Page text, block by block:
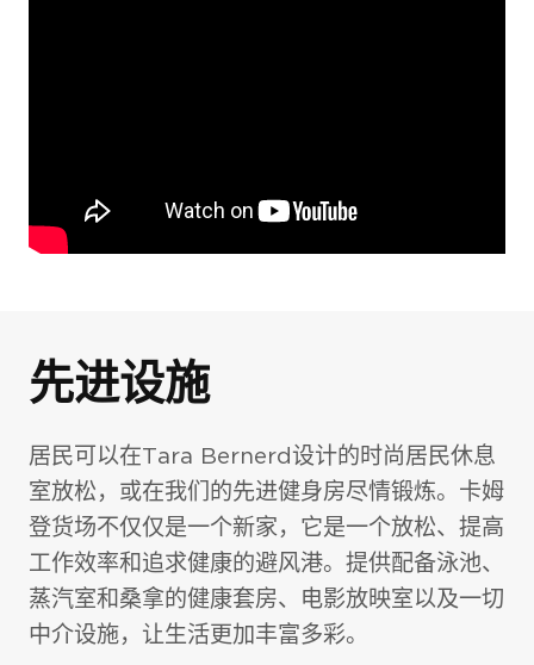
先进设施
居民可以在Tara Bernerd设计的时尚居民休息
室放松，或在我们的先进健身房尽情锻炼。卡姆
登货场不仅仅是一个新家，它是一个放松、提高
工作效率和追求健康的避风港。提供配备泳池、
蒸汽室和桑拿的健康套房、电影放映室以及一切
中介设施，让生活更加丰富多彩。
室内